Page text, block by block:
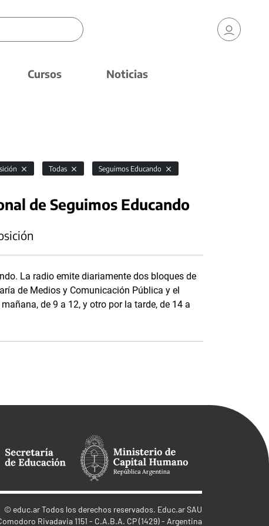
Cursos Noticias
Todas Seguimos Educando
de Seguimos Educando
La radio emite diariamente dos bloques de
de Medios y Comunicación Pública y el
de 9 a 12, y otro por la tarde, de 14 a
© educ.arTodos los derechos reservados. Educ.ar SAU
Rivadavia 1151 - C.A.B.A. CP (1429) - Argentina